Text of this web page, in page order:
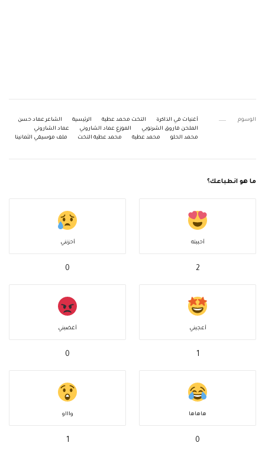
الوسوم أغنيات في الذاكرة التخت محمد عطية الرئيسية
الشاعر عماد حسن
الملحن فاروق الشرنوبي
الموزع عماد الشاروني
عماد الشاروني
محمد الحلو
محمد عطية محمد عطية التخت ملف موسيقي الثمانينا
ما هو انطباعك؟
أحببته
2
أحزنني
0
أعجبني
1
أغضبني
0
هاهاها
0
واااو
1